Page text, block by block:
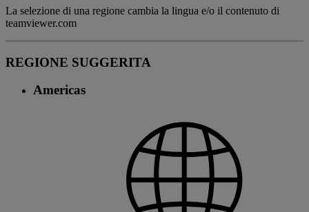
La selezione di una regione cambia la lingua e/o il contenuto di
teamviewer.com
REGIONE SUGGERITA
Americas